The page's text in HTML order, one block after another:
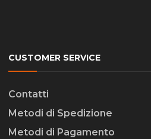
CUSTOMER SERVICE
Contatti
Metodi di Spedizione
Metodi di Pagamento